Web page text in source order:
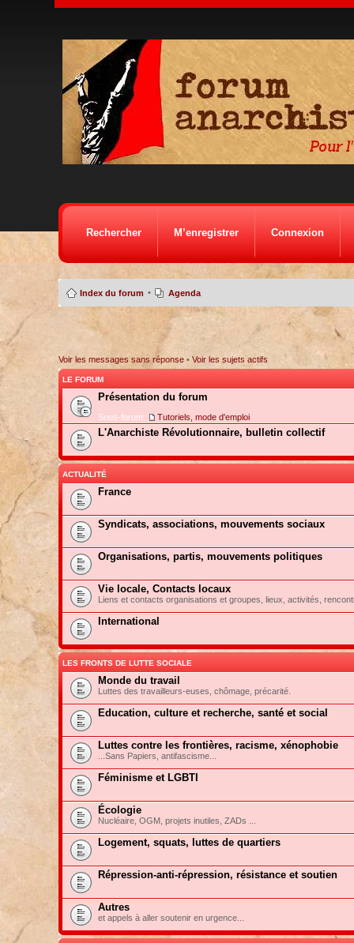
Rechercher M’enregistrer Connexion
Index du forum • Agenda
Voir les messages sans réponse• Voir les sujets actifs
LE FORUM
Présentation du forum
Sous-forum: Tutoriels, mode d'emploi
L'Anarchiste Révolutionnaire, bulletin collectif
ACTUALITÉ
France
Syndicats, associations, mouvements sociaux
Organisations, partis, mouvements politiques
Vie locale, Contacts locaux
Liens et contacts organisations et groupes, lieux, activités,
International
LES FRONTS DE LUTTE SOCIALE
Monde du travail
Luttes des travailleurs-euses, chômage, précarité.
Education, culture et recherche, santé et social
Luttes contre les frontières, racisme, xénophobie
...Sans Papiers, antifascisme...
Féminisme et LGBTI
Écologie
Nucléaire, OGM, projets inutiles, ZADs ...
Logement, squats, luttes de quartiers
Répression-anti-répression, résistance et soutien
Autres
et appels à aller soutenir en urgence...